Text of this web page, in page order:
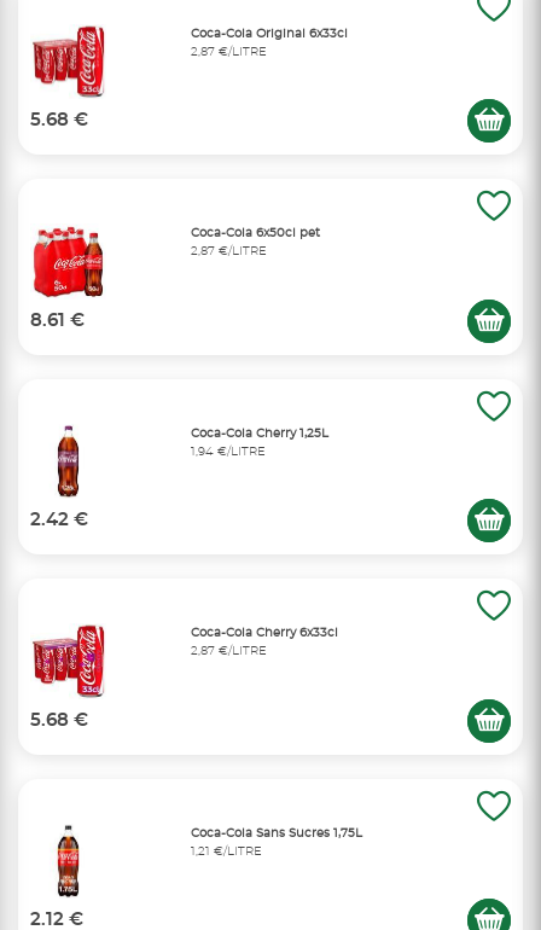
Coca-Cola Original 6x33cl
2,87 €/LITRE
5.68 €
Coca-Cola 6x50cl pet
2,87 €/LITRE
8.61 €
Coca-Cola Cherry 1,25L
1,94 €/LITRE
2.42 €
Coca-Cola Cherry 6x33cl
2,87 €/LITRE
5.68 €
Coca-Cola Sans Sucres 1,75L
1,21 €/LITRE
2.12 €